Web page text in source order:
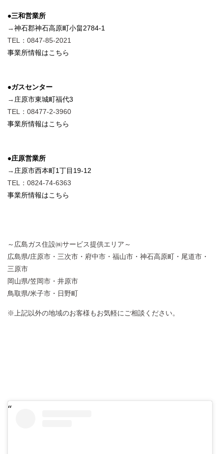
●三和営業所
→神石郡神石高原町小畠2784-1
TEL：0847-85-2021
事業所情報はこちら
●ガスセンター
→ 庄原市東城町福代3
TEL：08477-2-3960
事業所情報はこちら
●庄原営業所
→ 庄原市西本町1丁目19-12
TEL：0824-74-6363
事業所情報はこちら
～広島ガス住設㈱サービス提供エリア～
広島県/庄原市・三次市・府中市・福山市・神石高原町・尾道市・
三原市
岡山県/笠岡市・井原市
鳥取県/米子市・日野町
※上記以外の地域のお客様もお気軽にご相談ください。